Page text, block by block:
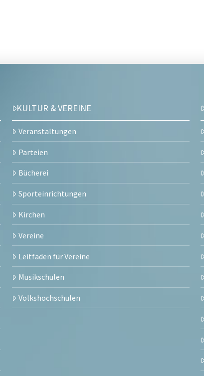
KULTUR & VEREINE
Veranstaltungen
Parteien
Bücherei
Sporteinrichtungen
Kirchen
Vereine
Leitfaden für Vereine
Musikschulen
Volkshochschulen